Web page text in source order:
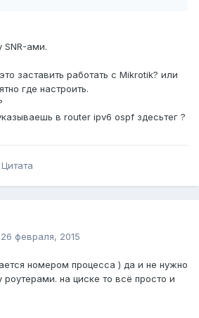
SNR-ами.
заставить работать с Mikrotik? или
где настроить.
в router ipv6 ospf здесьтег ?
Цитата
26 февраля, 2015
номером процесса ) да и не нужно
на циске то всё просто и